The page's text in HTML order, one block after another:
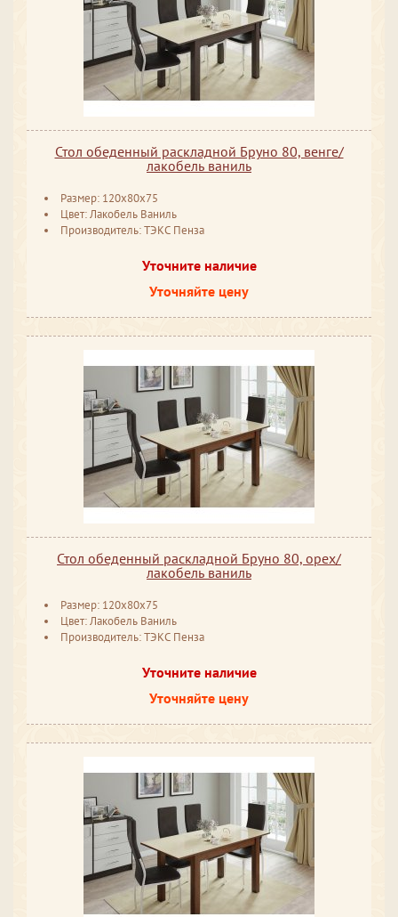
Стол обеденный раскладной Бруно 80, венге/
лакобель ваниль
Размер: 120x80x75
Цвет: Лакобель Ваниль
Производитель: ТЭКС Пенза
Уточните наличие
Уточняйте цену
Стол обеденный раскладной Бруно 80, орех/
лакобель ваниль
Размер: 120x80x75
Цвет: Лакобель Ваниль
Производитель: ТЭКС Пенза
Уточните наличие
Уточняйте цену